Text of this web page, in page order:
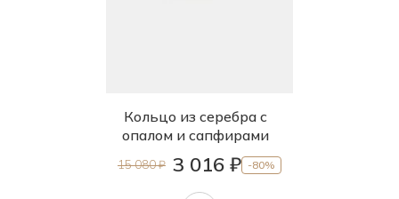
Кольцо из серебра с
опалом и сапфирами
15 080 ₽ 3 016 ₽ -80%